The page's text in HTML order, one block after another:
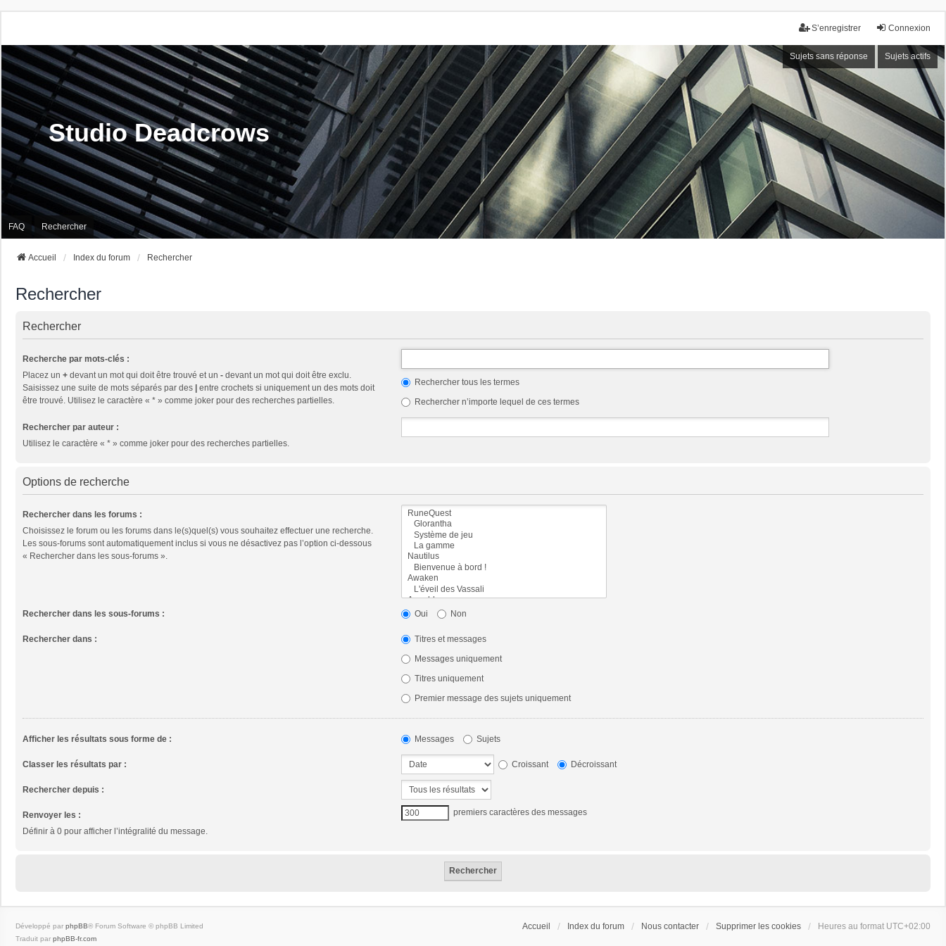
Connexion
S’enregistrer
Sujets sans réponse Sujets actifs
Studio Deadcrows
FAQ Rechercher
Accueil Index du forum Rechercher
Rechercher
Rechercher
Recherche par mots-clés :
Placez un + devant un mot qui doit être trouvé et un - devant un mot qui doit être exclu.
Saisissez une suite de mots séparés par des | entre crochets si uniquement un des mots doit
être trouvé. Utilisez le caractère « * » comme joker pour des recherches partielles.
Rechercher tous les termes
Rechercher n’importe lequel de ces termes
Rechercher par auteur :
Utilisez le caractère « * » comme joker pour des recherches partielles.
Options de recherche
Rechercher dans les forums :
Choisissez le forum ou les forums dans le(s)quel(s) vous souhaitez effectuer une recherche.
Les sous-forums sont automatiquement inclus si vous ne désactivez pas l’option ci-dessous
« Rechercher dans les sous-forums ».
Rechercher dans les sous-forums : Oui Non
Rechercher dans :
Titres et messages
Messages uniquement
Titres uniquement
Premier message des sujets uniquement
Afficher les résultats sous forme de : Messages Sujets
Classer les résultats par : Croissant Décroissant
Rechercher depuis :
Renvoyer les :
Définir à 0 pour afficher l’intégralité du message.
premiers caractères des messages
Accueil Index du forum Nous contacter Supprimer les cookies Heures au format UTC+02:00
Développé par phpBB® Forum Software © phpBB Limited
Traduit par phpBB-fr.com